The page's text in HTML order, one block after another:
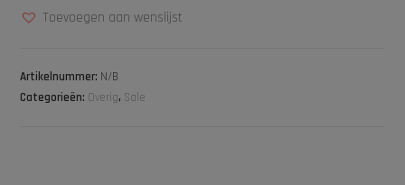
Toevoegen aan wenslijst
Artikelnummer: N/B
Categorieën: Overig, Sale